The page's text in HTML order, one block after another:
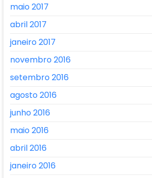
maio 2017
abril 2017
janeiro 2017
novembro 2016
setembro 2016
agosto 2016
junho 2016
maio 2016
abril 2016
janeiro 2016